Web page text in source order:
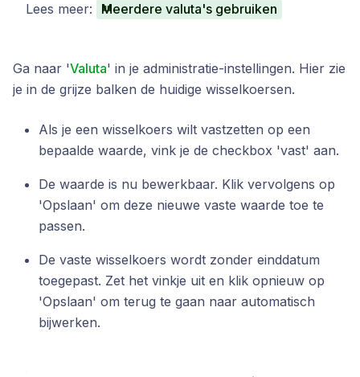
Lees meer:
Meerdere valuta's gebruiken
Ga naar 'Valuta' in je administratie-instellingen. Hier zie
je in de grijze balken de huidige wisselkoersen.
Als je een wisselkoers wilt vastzetten op een
bepaalde waarde, vink je de checkbox 'vast' aan.
De waarde is nu bewerkbaar. Klik vervolgens op
'Opslaan' om deze nieuwe vaste waarde toe te
passen.
De vaste wisselkoers wordt zonder einddatum
toegepast. Zet het vinkje uit en klik opnieuw op
'Opslaan' om terug te gaan naar automatisch
bijwerken.